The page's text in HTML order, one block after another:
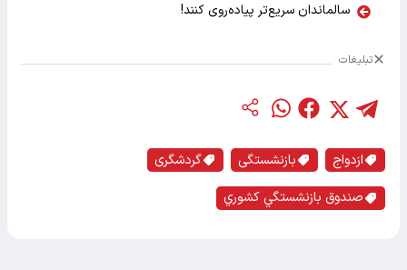
سالماندان سریع‌تر پیاده‌روی کنند!
تبلیغات
ازدواج بازنشستگی
گردشگری
صندوق بازنشستگي كشوري